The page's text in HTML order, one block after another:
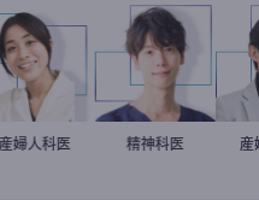
稲葉可奈子
産婦人科医 藤野智哉
精神科医